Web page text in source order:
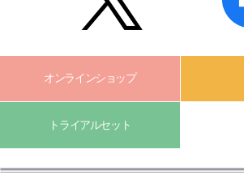
オンラインショップ
トライアルセット